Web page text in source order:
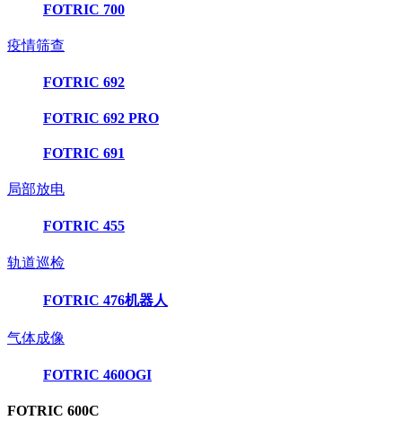
FOTRIC 700
疫情筛查
FOTRIC 692
FOTRIC 692 PRO
FOTRIC 691
局部放电
FOTRIC 455
轨道巡检
FOTRIC 476机器人
气体成像
FOTRIC 460OGI
FOTRIC 600C